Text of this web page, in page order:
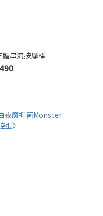
體串流按摩棒